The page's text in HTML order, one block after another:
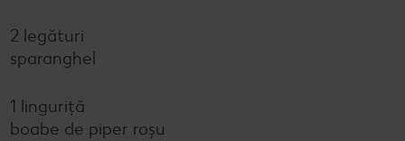
2 legături
sparanghel
1 linguriță
boabe de piper roșu